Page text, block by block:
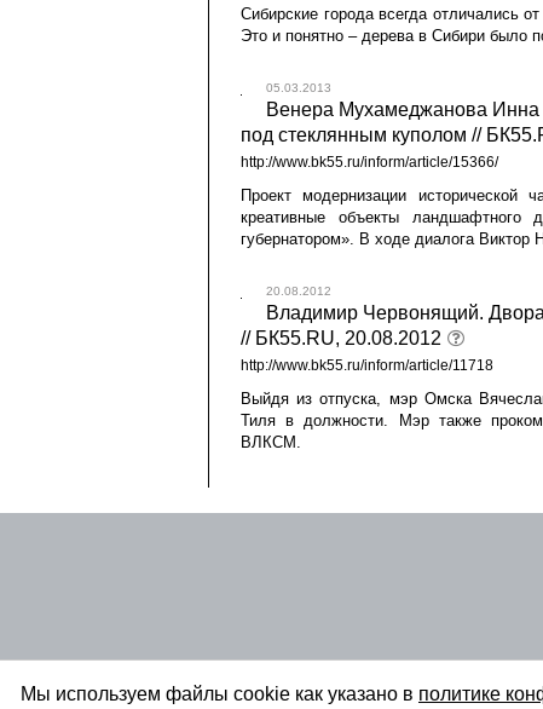
Сибирские города всегда отличались
Это и понятно – дерева в Сибири было
05.03.2013
Венера Мухамеджанова Инна
под стеклянным куполом //
http://www.bk55.ru/inform/article/15366/
Проект модернизации исторической
креативные объекты
губернатором». В ходе диалога Виктор
20.08.2012
Владимир Червонящий.
// БК55.RU, 20.08.2012
http://www.bk55.ru/inform/article/11718
Выйдя из отпуска, мэр Омска
Тиля в должности. Мэр также
ВЛКСМ.
Мы используем файлы cookie как указано в политике